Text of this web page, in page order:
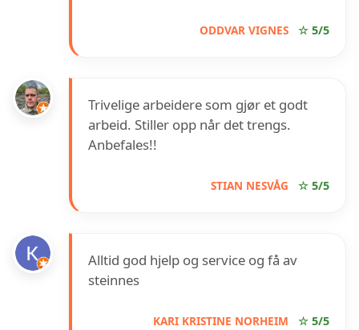
ODDVAR VIGNES ☆ 5/5
Trivelige arbeidere som gjør et godt
arbeid. Stiller opp når det trengs.
Anbefales!!
STIAN NESVÅG ☆ 5/5
Alltid god hjelp og service og få av
steinnes
KARI KRISTINE NORHEIM ☆ 5/5